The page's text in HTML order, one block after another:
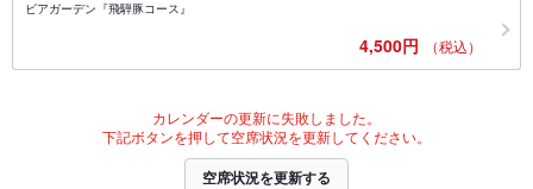
ビアガーデン『飛騨豚コース』
4,500円 （税込）
カレンダーの更新に失敗しました。
下記ボタンを押して空席状況を更新してください。
空席状況を更新する